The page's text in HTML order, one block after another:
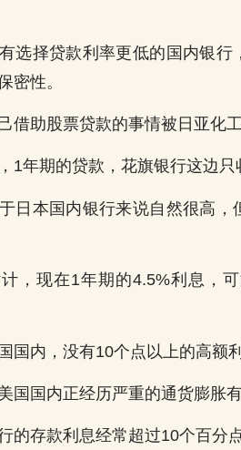
选择贷款利率更低的国内银
密性。
借助股票贷款的事情被日亚化
1年期的贷款，花旗银行这边只
日本国内银行来说自然很高
，现在1年期的4.5%利息，
国内，没有10个点以上的高额
国国内正经历严重的通货膨胀有
的存款利息经常超过10个百分